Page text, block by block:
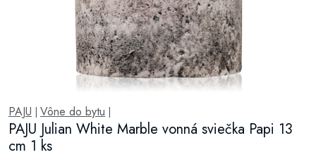
PAJU Vône do bytu
PAJU Julian White Marble vonná sviečka Papi 13
cm 1 ks